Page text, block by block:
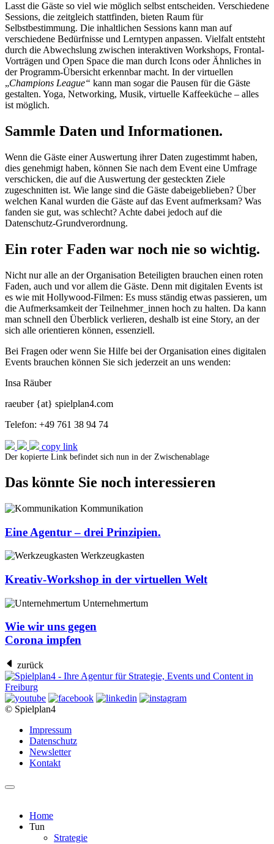
Lasst die Gäste so viel wie möglich selbst entscheiden. Verschiedene
Sessions, die zeitgleich stattfinden, bieten Raum für
Selbstbestimmung. Die inhaltlichen Sessions kann man auf
verschiedene Bedürfnisse und Lerntypen anpassen. Vielfalt entsteht
durch die Abwechslung zwischen interaktiven Workshops, Frontal-
Vorträgen und Open Space die man durch Icons oder Ähnliches in
der Programm-Übersicht erkennbar macht. In der virtuellen
„Champions League“ kann man sogar die Pausen für die Gäste
gestalten. Yoga, Networking, Musik, virtuelle Kaffeeküche – alles
ist möglich.
Sammle Daten und Informationen.
Wenn die Gäste einer Auswertung ihrer Daten zugestimmt haben,
dies genehmigt haben, können Sie nach dem Event eine Umfrage
verschicken, die auf die Auswertung der gesteckten Ziele
zugeschnitten ist. Wie lange sind die Gäste dabeigeblieben? Über
welchen Kanal wurden die Gäste auf das Event aufmerksam? Was
fanden sie gut, was schlecht? Achte dabei jedoch auf die
Datenschutz-Grundverordnung.
Ein roter Faden war noch nie so wichtig.
Nicht nur alle an der Organisation Beteiligten brauchen einen roten
Faden, auch und vor allem die Gäste. Denn mit digitalen Events ist
es wie mit Hollywood-Filmen: Es muss ständig etwas passieren, um
die Aufmerksamkeit der Teilnehmer_innen hoch zu halten. Da kann
man schnell den Überblick verlieren, deshalb ist eine Story, an der
sich alle orientieren können, essenziell.
Bei Fragen oder wenn Sie Hilfe bei der Organisation eines digitalen
Events brauchen können Sie sich jederzeit an uns wenden:
Insa Räuber
raeuber {at} spielplan4.com
Telefon: +49 761 38 94 74
copy link
Der kopierte Link befindet sich nun in der Zwischenablage
Das könnte Sie noch interessieren
Kommunikation
Eine Agentur – drei Prinzipien.
Werkzeugkasten
Kreativ-Workshop in der virtuellen Welt
Unternehmertum
Wie wir uns gegen
Corona impfen
zurück
© Spielplan4
Impressum
Datenschutz
Newsletter
Kontakt
Home
Tun
Strategie